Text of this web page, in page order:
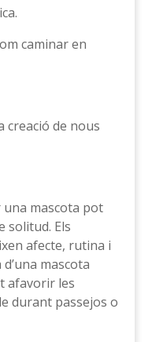
caminar en
creació de nous
mascota pot
solitud. Els
afecte, rutina i
mascota
afavorir les
durant passejos o